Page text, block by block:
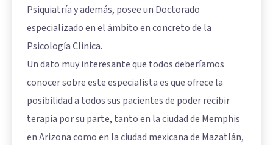
Psiquiatría y además, posee un Doctorado
especializado en el ámbito en concreto de la
Psicología Clínica.
Un dato muy interesante que todos deberíamos
conocer sobre este especialista es que ofrece la
posibilidad a todos sus pacientes de poder recibir
terapia por su parte, tanto en la ciudad de Memphis
en Arizona como en la ciudad mexicana de Mazatlán,